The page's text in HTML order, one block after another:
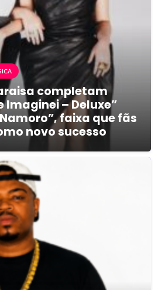
completam
Imaginei – Deluxe”
faixa que fãs
novo sucesso